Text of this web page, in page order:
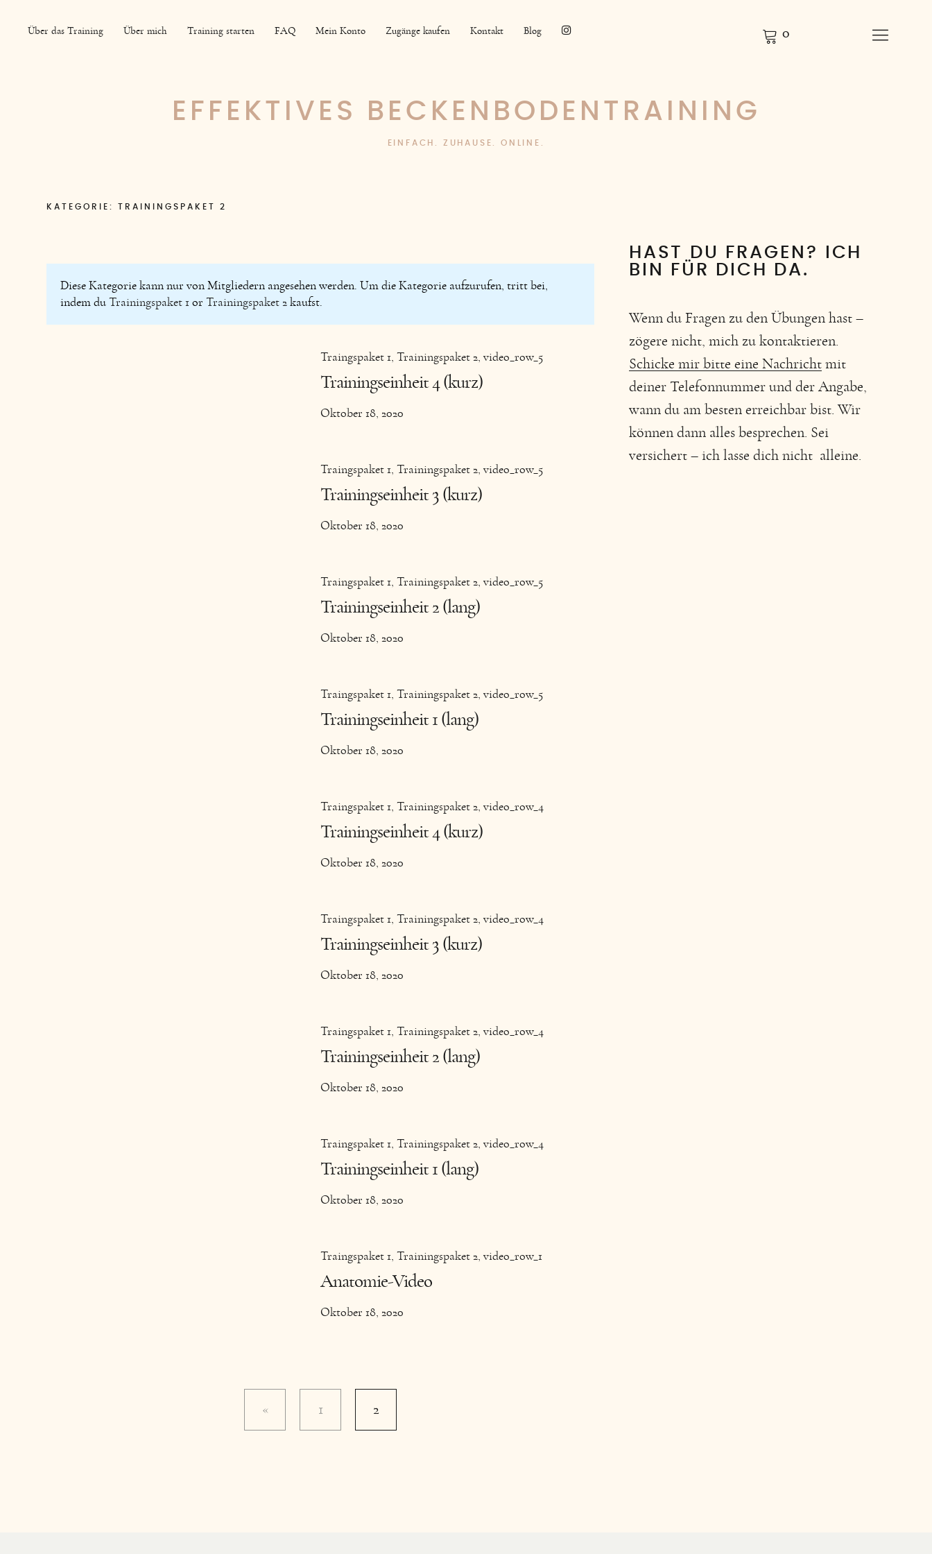
Über das Training Über mich Training starten FAQ Mein Konto Zugänge kaufen Kontakt Blog
EFFEKTIVES BECKENBODENTRAINING
EINFACH. ZUHAUSE. ONLINE.
0
KATEGORIE: TRAININGSPAKET 2
Diese Kategorie kann nur von Mitgliedern angesehen werden. Um die Kategorie aufzurufen, tritt bei,
indem du Trainingspaket 1 or Trainingspaket 2 kaufst.
Traingspaket 1 Trainingspaket 2 video_row_5
Trainingseinheit 4 (kurz)
Oktober 18, 2020
Traingspaket 1 Trainingspaket 2 video_row_5
Trainingseinheit 3 (kurz)
Oktober 18, 2020
Traingspaket 1 Trainingspaket 2 video_row_5
Trainingseinheit 2 (lang)
Oktober 18, 2020
Traingspaket 1 Trainingspaket 2 video_row_5
Trainingseinheit 1 (lang)
Oktober 18, 2020
Traingspaket 1 Trainingspaket 2 video_row_4
Trainingseinheit 4 (kurz)
Oktober 18, 2020
Traingspaket 1 Trainingspaket 2 video_row_4
Trainingseinheit 3 (kurz)
Oktober 18, 2020
Traingspaket 1 Trainingspaket 2 video_row_4
Trainingseinheit 2 (lang)
Oktober 18, 2020
Traingspaket 1 Trainingspaket 2 video_row_4
Trainingseinheit 1 (lang)
Oktober 18, 2020
Traingspaket 1 Trainingspaket 2 video_row_1
Anatomie-Video
Oktober 18, 2020
1 2
HAST DU FRAGEN? ICH
BIN FÜR DICH DA.
Wenn du Fragen zu den Übungen hast –
zögere nicht, mich zu kontaktieren.
Schicke mir bitte eine Nachricht mit
deiner Telefonnummer und der Angabe,
wann du am besten erreichbar bist. Wir
können dann alles besprechen. Sei
versichert – ich lasse dich nicht alleine.